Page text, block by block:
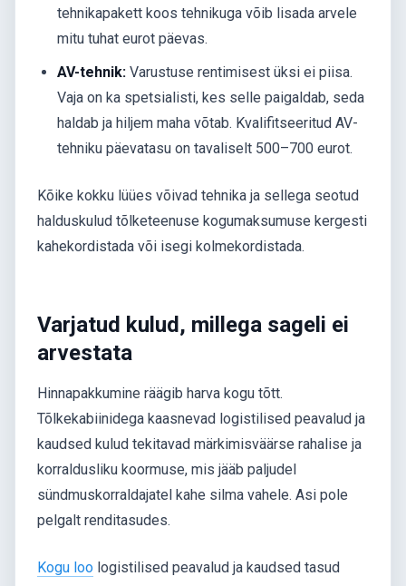
tehnikapakett koos tehnikuga võib lisada arvele
mitu tuhat eurot päevas.
AV-tehnik: Varustuse rentimisest üksi ei piisa.
Vaja on ka spetsialisti, kes selle paigaldab, seda
haldab ja hiljem maha võtab. Kvalifitseeritud AV-
tehniku päevatasu on tavaliselt 500–700 eurot.
Kõike kokku lüües võivad tehnika ja sellega seotud
halduskulud tõlketeenuse kogumaksumuse kergesti
kahekordistada või isegi kolmekordistada.
Varjatud kulud, millega sageli ei
arvestata
Hinnapakkumine räägib harva kogu tõtt.
Tõlkekabiinidega kaasnevad logistilised peavalud ja
kaudsed kulud tekitavad märkimisväärse rahalise ja
korraldusliku koormuse, mis jääb paljudel
sündmuskorraldajatel kahe silma vahele. Asi pole
pelgalt renditasudes.
Kogu loo logistilised peavalud ja kaudsed tasud